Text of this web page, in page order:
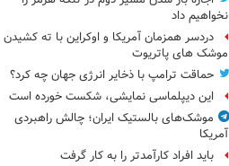
نخواهیم داد
دردسر همزمان آمریکا و اوکراین با ته کشیدن
موشک های پاتریوت
حماقت ترامپ با ذخایر انرژی جهان چه کرد؟
این دیپلماسی نمایشی، شکست خورده است
موشک‌های بالستیک ایران؛ چالش راهبردی
آمریکا
باید افراد کارآمدتر را به کار گرفت